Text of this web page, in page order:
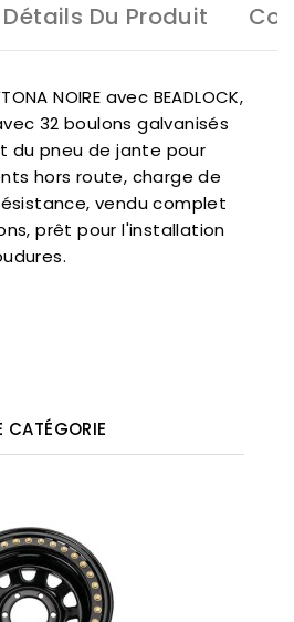
Détails Du Produit
NOIRE avec BEADLOCK,
32 boulons galvanisés
du pneu de jante pour
hors route, charge de
vendu complet
prêt pour l'installation
CATÉGORIE